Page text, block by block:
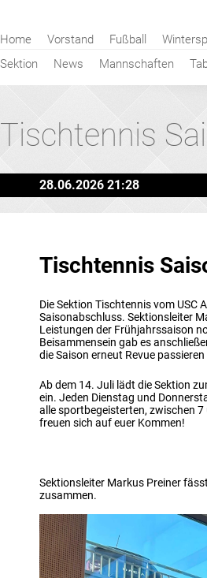
Navigation
Home Vorstand Fußball
Sektion
News Mannschaften
Tischtennis
28.06.2026 21:28
Tischtennis
Die Sektion Tischtennis vom USC
Saisonabschluss. Sektionsleiter
Leistungen der Frühjahrssaison
Beisammensein gab es
die Saison erneut Revue passieren
Ab dem 14. Juli lädt die Sektion
ein. Jeden Dienstag und
alle sportbegeisterten, zwischen
freuen sich auf euer Kommen!
Sektionsleiter Markus Preiner
zusammen.